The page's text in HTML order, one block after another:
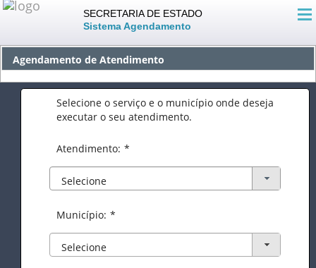
SECRETARIA DE ESTADO
Sistema Agendamento
Agendamento de Atendimento
Selecione o serviço e o município onde deseja
executar o seu atendimento.
Atendimento: *
Selecione
Município: *
Selecione